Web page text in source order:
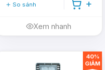
So sánh
Xem nhanh
40%
GIẢM